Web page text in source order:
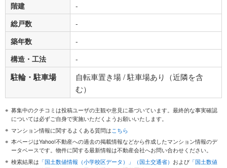
階建
-
総戸数
-
築年数
-
構造・工法
-
駐輪・駐車場
自転車置き場 / 駐車場あり（近隣を含
む）
募集中のクチコミは投稿ユーザの主観や意見に基づいています。最終的な事実確認
については必ずご自身で実施いただくようお願いいたします。
マンション情報に関するよくある質問はこちら
本ページはYahoo!不動産への過去の掲載情報などから作成したマンション情報のデ
ータベースです。物件に関する最新情報は不動産会社へお問い合わせください。
検索結果は 「国土数値情報（小学校区データ）」（国土交通省） および 「国土数値